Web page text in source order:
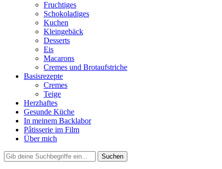
Fruchtiges
Schokoladiges
Kuchen
Kleingebäck
Desserts
Eis
Macarons
Cremes und Brotaufstriche
Basisrezepte
Cremes
Teige
Herzhaftes
Gesunde Küche
In meinem Backlabor
Pâtisserie im Film
Über mich